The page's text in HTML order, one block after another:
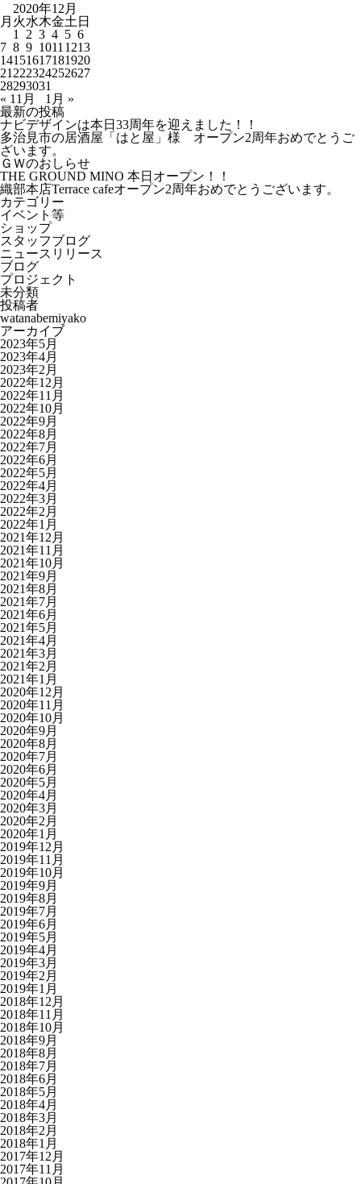
2020年12月
月 火水木金土 日
1
2 3 4 5 6
7 8 9 1011 1213
14151617181920
21 222324252627
28293031
« 11月
1月 »
最新の投稿
ナビデザインは本日33周年を迎えました！！
多治見市の居酒屋「はと屋」様 オープン2周年おめでとうご
ざいます。
ＧＷのおしらせ
THE GROUND MINO 本日オープン！！
織部本店Terrace cafeオープン2周年おめでとうございます。
カテゴリー
イベント等
ショップ
スタッフブログ
ニュースリリース
ブログ
プロジェクト
未分類
投稿者
watanabemiyako
アーカイブ
2023年5月
2023年4月
2023年2月
2022年12月
2022年11月
2022年10月
2022年9月
2022年8月
2022年7月
2022年6月
2022年5月
2022年4月
2022年3月
2022年2月
2022年1月
2021年12月
2021年11月
2021年10月
2021年9月
2021年8月
2021年7月
2021年6月
2021年5月
2021年4月
2021年3月
2021年2月
2021年1月
2020年12月
2020年11月
2020年10月
2020年9月
2020年8月
2020年7月
2020年6月
2020年5月
2020年4月
2020年3月
2020年2月
2020年1月
2019年12月
2019年11月
2019年10月
2019年9月
2019年8月
2019年7月
2019年6月
2019年5月
2019年4月
2019年3月
2019年2月
2019年1月
2018年12月
2018年11月
2018年10月
2018年9月
2018年8月
2018年7月
2018年6月
2018年5月
2018年4月
2018年3月
2018年2月
2018年1月
2017年12月
2017年11月